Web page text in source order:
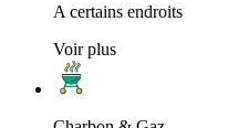
A certains endroits
Voir plus